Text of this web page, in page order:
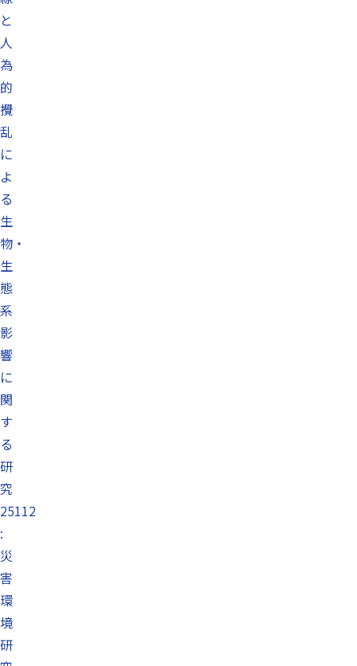
と
人
為
的
攪
乱
に
よ
る
生
物・
生
態
系
影
響
に
関
す
る
研
究
25112
:
災
害
環
境
研